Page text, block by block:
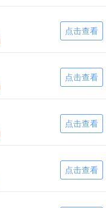
点击查看
点击查看
点击查看
点击查看